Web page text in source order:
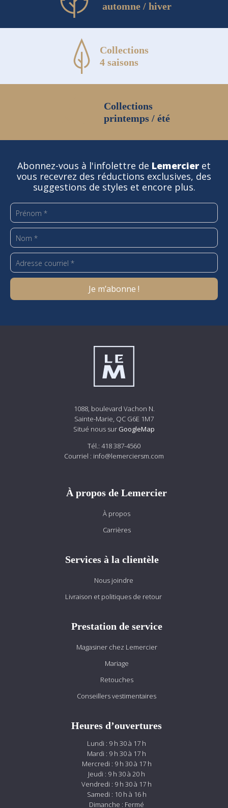
automne / hiver
Collections
4 saisons
Collections
printemps / été
Abonnez-vous à l'infolettre de Lemercier et
vous recevrez des réductions exclusives, des
suggestions de styles et encore plus.
1088, boulevard Vachon N.
Sainte-Marie, QC G6E 1M7
Situé nous sur GoogleMap
Tél.: 418 387-4560
Courriel : info@lemerciersm.com
À propos de Lemercier
À propos
Carrières
Services à la clientèle
Nous joindre
Livraison et politiques de retour
Prestation de service
Magasiner chez Lemercier
Mariage
Retouches
Conseillers vestimentaires
Heures d’ouvertures
Lundi : 9 h 30 à 17 h
Mardi : 9 h 30 à 17 h
Mercredi : 9 h 30 à 17 h
Jeudi : 9 h 30 à 20 h
Vendredi : 9 h 30 à 17 h
Samedi : 10 h à 16 h
Dimanche : Fermé